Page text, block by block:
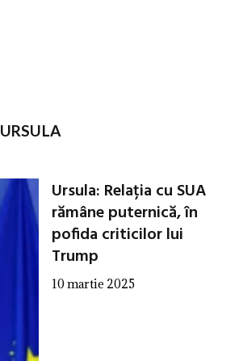
URSULA
Ursula: Relația cu SUA
rămâne puternică, în
pofida criticilor lui
Trump
10 martie 2025